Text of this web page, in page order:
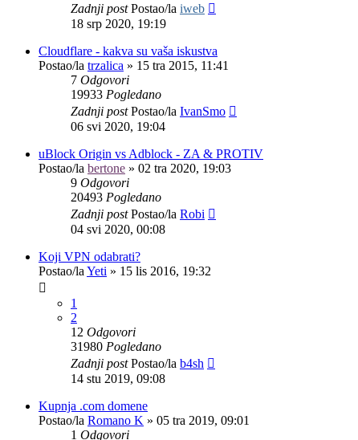
Zadnji postPostao/la iweb
18 srp 2020, 19:19
Cloudflare - kakva su vaša iskustva
Postao/la trzalica » 15 tra 2015, 11:41
7 Odgovori
19933 Pogledano
Zadnji postPostao/la IvanSmo
06 svi 2020, 19:04
uBlock Origin vs Adblock - ZA & PROTIV
Postao/la bertone » 02 tra 2020, 19:03
9 Odgovori
20493 Pogledano
Zadnji postPostao/la Robi
04 svi 2020, 00:08
Koji VPN odabrati?
Postao/la Yeti » 15 lis 2016, 19:32
1
2
12 Odgovori
31980 Pogledano
Zadnji postPostao/la b4sh
14 stu 2019, 09:08
Kupnja .com domene
Postao/la Romano K » 05 tra 2019, 09:01
1 Odgovori